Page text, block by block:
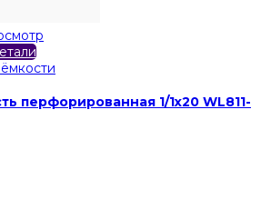
перфорированная 1/1x20 WL811-